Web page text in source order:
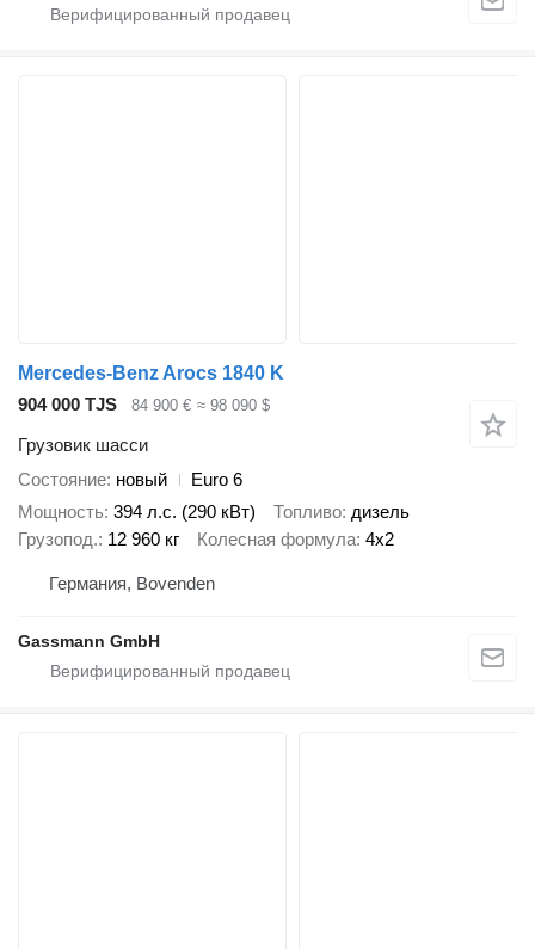
Mercedes-Benz Arocs 1840 K
904 000 TJS
84 900 € ≈ 98 090 $
Грузовик шасси
Состояние новый
Euro 6
Мощность 394 л.с. (290 кВт) Топливо дизель
Грузопод. 12 960 кг Колесная формула 4x2
Германия, Bovenden
Gassmann GmbH